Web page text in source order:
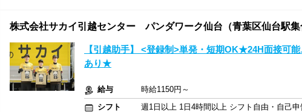
株式会社サカイ引越センター パンダワーク仙台（青葉区仙台駅集
【引越助手】 <登録制>単発・短期OK★24H面接可
あり★
給与
時給1150円～
シフト
週1日以上 1日4時間以上 シフト自由・自己申